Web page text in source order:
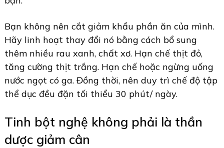
Bạn không nên cắt giảm khẩu phần ăn của mình.
Hãy linh hoạt thay đổi nó bằng cách bổ sung
thêm nhiều rau xanh, chất xơ. Hạn chế thịt đỏ,
tăng cường thịt trắng. Hạn chế hoặc ngừng uống
nước ngọt có ga. Đồng thời, nên duy trì chế độ tập
thể dục đều đặn tối thiểu 30 phút/ ngày.
Tinh bột nghệ không phải là thần
dược giảm cân